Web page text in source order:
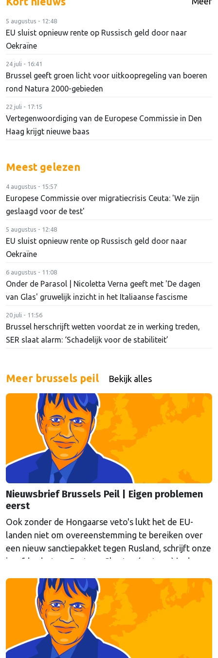
5 augustus - 12:48
EU sluist opnieuw rente op Russisch geld door naar
Oekraïne
24 juli - 16:41
Brussel geeft groen licht voor uitkoopregeling van boeren
rond Natura 2000-gebieden
22 juli - 17:15
Vertegenwoordiging van de Europese Commissie in Den
Haag krijgt nieuwe baas
Meest gelezen
4 augustus - 15:57
Europese Commissie over migratiecrisis Ceuta: 'We zijn
geslaagd voor de test'
5 augustus - 12:48
EU sluist opnieuw rente op Russisch geld door naar
Oekraïne
6 augustus - 11:08
Onder de Parasol | Nicoletta Verna geeft met 'De dagen
van Glas' gruwelijk inzicht in het Italiaanse fascisme
20 juli - 11:56
Brussel herschrijft wetten voordat ze in werking treden,
SER slaat alarm: ‘Schadelijk voor de stabiliteit’
Meer brussels peil Bekijk alles
Nieuwsbrief Brussels Peil | Eigen problemen
eerst
Ook zonder de Hongaarse veto's lukt het de EU-
landen niet om overeenstemming te bereiken over
een nieuw sanctiepakket tegen Rusland, schrijft onze
hoofdredacteur Bert van Slooten (cartoon) in de